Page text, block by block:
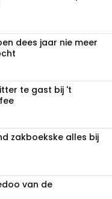
dees jaar nie meer
te gast bij 't
zakboekske alles bij
van de